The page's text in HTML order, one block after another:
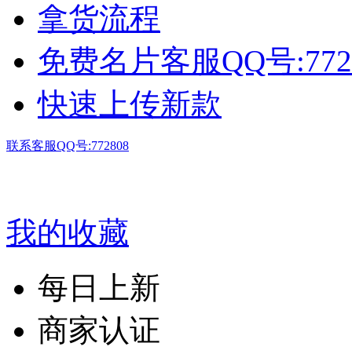
拿货流程
免费名片客服QQ号
快速上传新款
联系客服QQ号:772808
我的收藏
每日上新
商家认证